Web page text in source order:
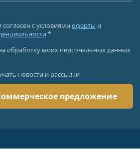
с условиями оферты и
*
обработку моих персональных данных
новости и рассылки